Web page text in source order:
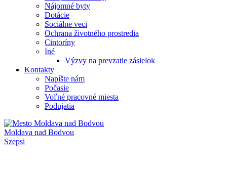
Nájomné byty
Dotácie
Sociálne veci
Ochrana životného prostredia
Cintoríny
Iné
Výzvy na prevzatie zásielok
Kontakty
Napíšte nám
Počasie
Voľné pracovné miesta
Podujatia
Moldava nad Bodvou
Szepsi